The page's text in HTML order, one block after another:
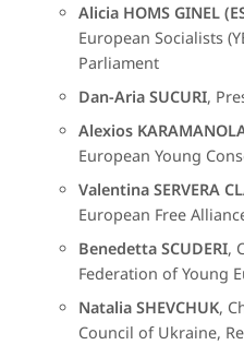
Alicia HOMS GINEL
European Socialists
Parliament
Dan-Aria SUCURI,
Alexios
European Young
Valentina SERVERA
European Free
Benedetta SCUDERI,
Federation of Young
Natalia SHEVCHUK,
Council of Ukraine,